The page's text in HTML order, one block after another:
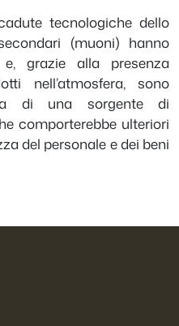
tecnologiche dello
(muoni) hanno
grazie alla presenza
nell’atmosfera, sono
di una sorgente di
comporterebbe ulteriori
del personale e dei beni